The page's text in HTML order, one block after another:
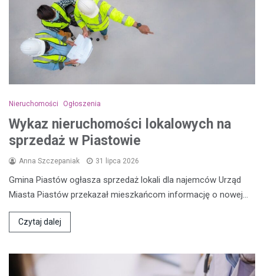
Nieruchomości Ogłoszenia
Wykaz nieruchomości lokalowych na
sprzedaż w Piastowie
Anna Szczepaniak 31 lipca 2026
Gmina Piastów ogłasza sprzedaż lokali dla najemców Urząd
Miasta Piastów przekazał mieszkańcom informację o nowej…
Czytaj dalej